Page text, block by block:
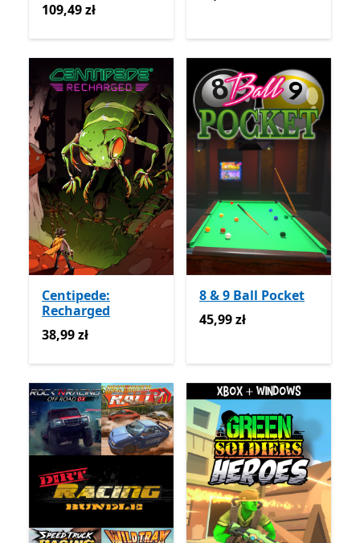
109,49 zł
109,49 zł
Centipede:
Recharged
38,99 zł
38,99 zł
8 & 9 Ball Pocket
45,99 zł
45,99 zł